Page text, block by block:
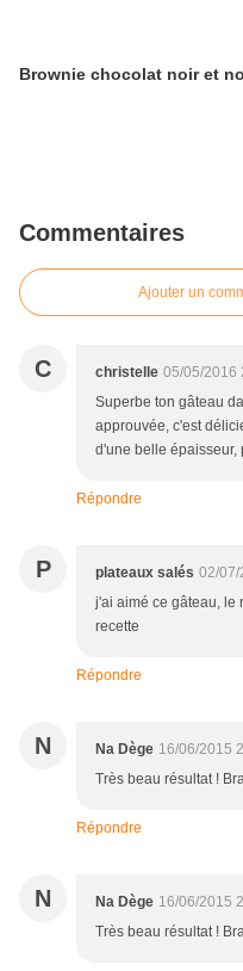
Brownie chocolat noir et
Commentaires
Ajouter un
C christelle 05/05/2016
Superbe ton gâteau
approuvée, c'est
d'une belle épaisseur,
Répondre
P plateaux salés 02/07/
j'ai aimé ce gâteau, le
recette
Répondre
N Na Dège 16/06/2015
Très beau résultat !
Répondre
N Na Dège 16/06/2015
Très beau résultat !